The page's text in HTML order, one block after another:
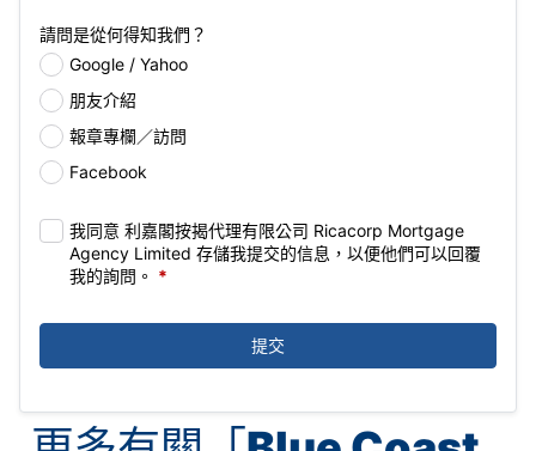
請問是從何得知我們？
Google / Yahoo
朋友介紹
報章專欄／訪問
Facebook
我同意 利嘉閣按揭代理有限公司 Ricacorp Mortgage
Agency Limited 存儲我提交的信息，以便他們可以回覆
我的詢問。 *
提交